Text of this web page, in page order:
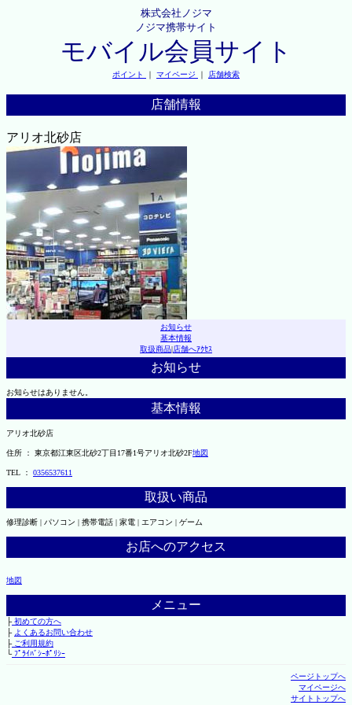
株式会社ノジマ
ノジマ携帯サイト
モバイル会員サイト
ポイント ｜ マイページ ｜ 店舗検索
店舗情報
アリオ北砂店
お知らせ
基本情報
取扱商品|店舗へｱｸｾｽ
お知らせ
お知らせはありません。
基本情報
アリオ北砂店
住所 ： 東京都江東区北砂2丁目17番1号アリオ北砂2F地図
TEL ： 0356537611
取扱い商品
修理診断 | パソコン | 携帯電話 | 家電 | エアコン | ゲーム
お店へのアクセス
地図
メニュー
├初めての方へ
├ よくあるお問い合わせ
├ご利用規約
└ﾌﾟﾗｲﾊﾞｼｰﾎﾟﾘｼｰ
ページトップへ
マイページへ
サイトトップへ